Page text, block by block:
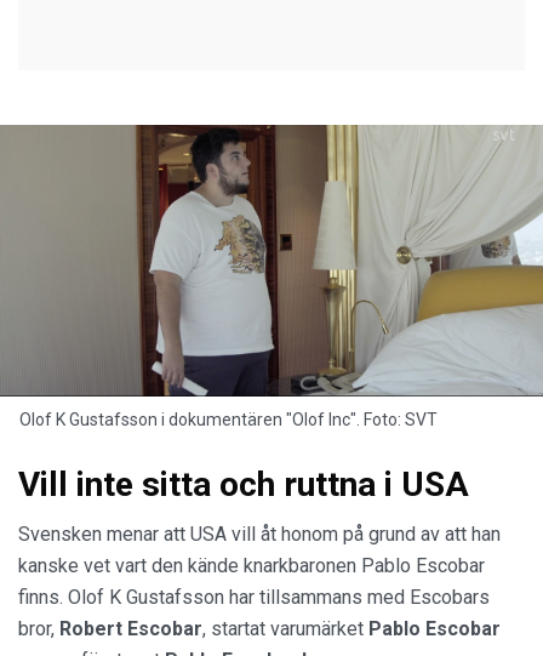
Olof K Gustafsson i dokumentären "Olof Inc". Foto: SVT
Vill inte sitta och ruttna i USA
Svensken menar att USA vill åt honom på grund av att han
kanske vet vart den kände knarkbaronen Pablo Escobar
finns. Olof K Gustafsson har tillsammans med Escobars
bror, Robert Escobar, startat varumärket Pablo Escobar